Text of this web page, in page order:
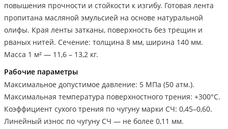
повышения прочности и стойкости к изгибу. Готовая лента
пропитана масляной эмульсией на основе натуральной
олифы. Края ленты затканы, поверхность без трещин и
рваных нитей. Сечение: толщина 8 мм, ширина 140 мм.
Масса 1 м² — 11,6 – 13,2 кг.
Рабочие параметры
Максимальное допустимое давление: 5 МПа (50 атм.).
Максимальная температура поверхностного трения: +300°С.
Коэффициент сухого трения по чугуну марки СЧ: 0,45–0,60.
Линейный износ по чугуну СЧ — не более 0,11 мм.